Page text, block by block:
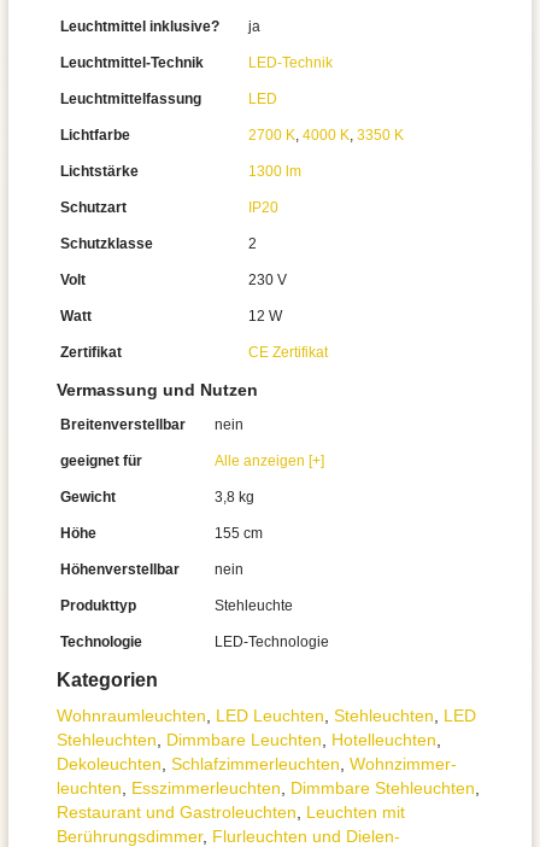
Kategorien
Wohnraum­leuchten LED Leuchten Stehleuchten
LED
Stehleuchten
Dimmbare Leuchten Hotelleuchten
Dekoleuchten Schlafzimmer­leuchten Wohnzimmer­
leuchten
Esszimmer­­leuchten Dimmbare Stehleuchten
Restaurant und Gastroleuchten
Leuchten mit
Berührungsdimmer, Flurleuchten und Dielen-
Leuchtmittel inklusive? ja
Leuchtmittel-Technik LED-Technik
Leuchtmittelfassung LED
Lichtfarbe 2700 K, 4000 K, 3350 K
Lichtstärke 1300 lm
Schutzart IP20
Schutzklasse 2
Volt 230 V
Watt 12 W
Zertifikat CE Zertifikat
Vermassung und Nutzen
Breitenverstellbar nein
geeignet für Alle anzeigen [+]
Gewicht 3,8 kg
Höhe 155 cm
Höhenverstellbar nein
Produkttyp Stehleuchte
Technologie LED-Technologie